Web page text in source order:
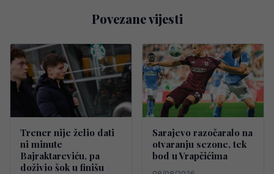
Povezane vijesti
Trener nije želio dati
ni minute
Bajraktareviću, pa
doživio šok u finišu
Sarajevo razočaralo na
otvaranju sezone, tek
bod u Vrapčićima